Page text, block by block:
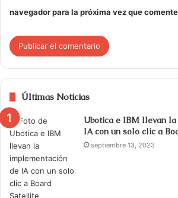
navegador para la próxima vez que
Últimas Noticias
Ubotica e IBM llevan
IA con un solo clic a
septiembre 13, 2023